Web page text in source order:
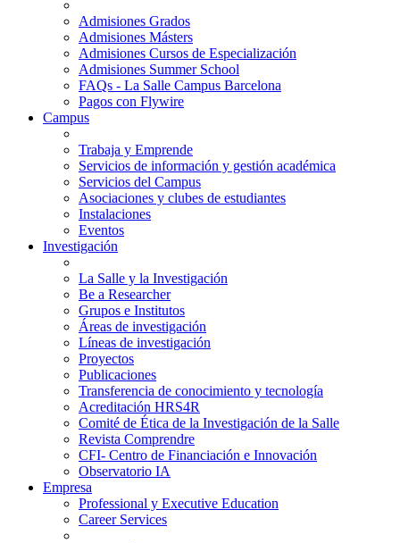
Admisiones Grados
Admisiones Másters
Admisiones Cursos de Especialización
Admisiones Summer School
FAQs - La Salle Campus Barcelona
Pagos con Flywire
Campus
Trabaja y Emprende
Servicios de información y gestión académica
Servicios del Campus
Asociaciones y clubes de estudiantes
Instalaciones
Eventos
Investigación
La Salle y la Investigación
Be a Researcher
Grupos e Institutos
Áreas de investigación
Líneas de investigación
Proyectos
Publicaciones
Transferencia de conocimiento y tecnología
Acreditación HRS4R
Comité de Ética de la Investigación de la Salle
Revista Comprendre
CFI- Centro de Financiación e Innovación
Observatorio IA
Empresa
Professional y Executive Education
Career Services